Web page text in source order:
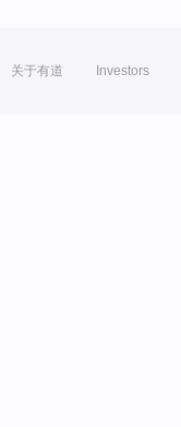
关于有道 Investors